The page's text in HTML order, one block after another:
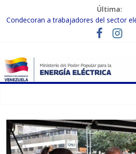
Última:
Condecoran a trabajadores del sector
labor tras el doble sismo del 24-J
Gobierno Nacional coordina acciones
Inspeccionan trabajos de rehabilitación
en Carabobo
Gobierno Nacional activa plan